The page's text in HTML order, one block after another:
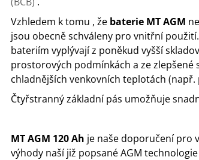
Vzhledem k tomu , že baterie MT AGM
jsou obecně schváleny pro vnitřní
bateriím vyplývají z poněkud vyšší
prostorových podmínkách a ze zlepšené
chladnějších venkovních teplotách (např.
Čtyřstranný základní pás umožňuje
MT AGM 120 Ah je naše doporučení pro
výhody naší již popsané AGM